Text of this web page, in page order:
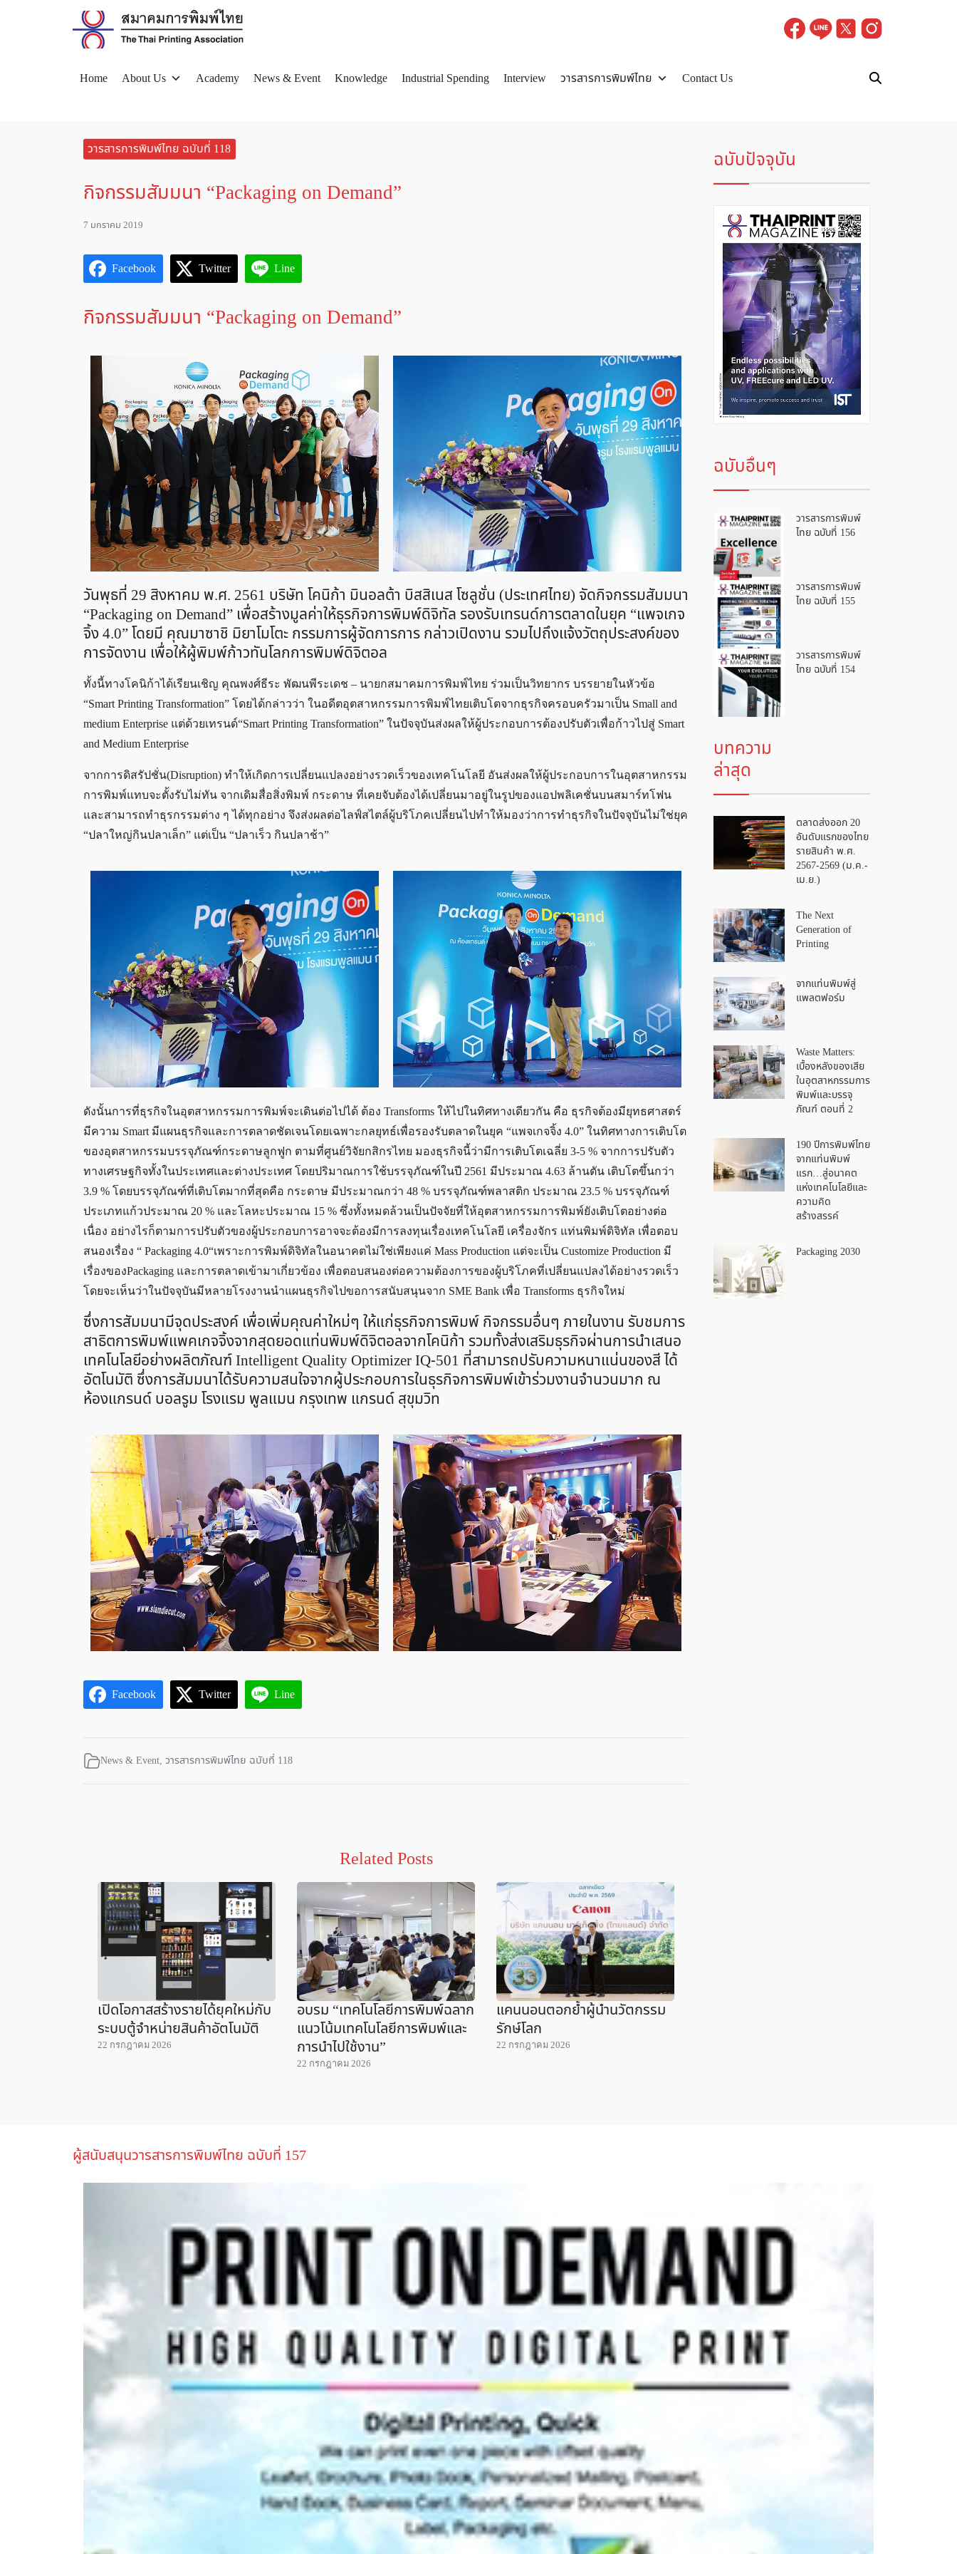
Home About Us Academy News & Event Knowledge Industrial Spending Interview วารสารการพิมพ์ไทย
Contact Us
วารสารการพิมพ์ไทย ฉบับที่ 118
กิจกรรมสัมมนา “Packaging on Demand”
7 มกราคม 2019
Facebook Twitter Line
กิจกรรมสัมมนา “Packaging on Demand”
วันพุธที่ 29 สิงหาคม พ.ศ. 2561 บริษัท โคนิก้า มินอลต้า บิสสิเนส โซลูชั่น (ประเทศไทย) จัดกิจกรรมสัมมนา
“Packaging on Demand” เพื่อสร้างมูลค่าให้ธุรกิจการพิมพ์ดิจิทัล รองรับเทรนด์การตลาดในยุค “แพจเกจ
จิ้ง 4.0” โดยมี คุณมาซาชิ มิยาโมโตะ กรรมการผู้จัดการการ กล่าวเปิดงาน รวมไปถึงแจ้งวัตถุประสงค์ของ
การจัดงาน เพื่อให้ผู้พิมพ์ก้าวทันโลกการพิมพ์ดิจิตอล
ทั้งนี้ทางโคนิก้าได้เรียนเชิญ คุณพงศ์ธีระ พัฒนพีระเดช – นายกสมาคมการพิมพ์ไทย ร่วมเป็นวิทยากร บรรยายในหัวข้อ
“Smart Printing Transformation” โดยได้กล่าวว่า ในอดีตอุตสาหกรรมการพิมพ์ไทยเติบโตจากธุรกิจครอบครัวมาเป็น Small and
medium Enterprise แต่ด้วยเทรนด์“Smart Printing Transformation” ในปัจจุบันส่งผลให้ผู้ประกอบการต้องปรับตัวเพื่อก้าวไปสู่ Smart
and Medium Enterprise
จากการดิสรัปชั่น(Disruption) ทำให้เกิดการเปลี่ยนแปลงอย่างรวดเร็วของเทคโนโลยี อันส่งผลให้ผู้ประกอบการในอุตสาหกรรม
การพิมพ์แทบจะตั้งรับไม่ทัน จากเดิมสื่อสิ่งพิมพ์ กระดาษ ที่เคยจับต้องได้เปลี่ยนมาอยู่ในรูปของแอปพลิเคชั่นบนสมาร์ทโฟน
และสามารถทำธุรกรรมต่าง ๆ ได้ทุกอย่าง จึงส่งผลต่อไลฟ์สไตล์ผู้บริโภคเปลี่ยนไปทำให้มองว่าการทำธุรกิจในปัจจุบันไม่ใช่ยุค
“ปลาใหญ่กินปลาเล็ก” แต่เป็น “ปลาเร็ว กินปลาช้า”
ดังนั้นการที่ธุรกิจในอุตสาหกรรมการพิมพ์จะเดินต่อไปได้ ต้อง Transforms ให้ไปในทิศทางเดียวกัน คือ ธุรกิจต้องมียุทธศาสตร์
มีความ Smart มีแผนธุรกิจและการตลาดชัดเจนโดยเฉพาะกลยุทธ์เพื่อรองรับตลาดในยุค “แพจเกจจิ้ง 4.0” ในทิศทางการเติบโต
ของอุตสาหกรรมบรรจุภัณฑ์กระดาษลูกฟูก ตามที่ศูนย์วิจัยกสิกรไทย มองธุรกิจนี้ว่ามีการเติบโตเฉลี่ย 3-5 % จากการปรับตัว
ทางเศรษฐกิจทั้งในประเทศและต่างประเทศ โดยปริมาณการใช้บรรจุภัณฑ์ในปี 2561 มีประมาณ 4.63 ล้านตัน เติบโตขึ้นกว่า
3.9 % โดยบรรจุภัณฑ์ที่เติบโตมากที่สุดคือ กระดาษ มีประมาณกว่า 48 % บรรจุภัณฑ์พลาสติก ประมาณ 23.5 % บรรจุภัณฑ์
ประเภทแก้วประมาณ 20 % และโลหะประมาณ 15 % ซึ่งทั้งหมดล้วนเป็นปัจจัยที่ให้อุตสาหกรรมการพิมพ์ยังเติบโตอย่างต่อ
เนื่อง อย่างไรก็ตามการปรับตัวของผู้ประกอบการอาจจะต้องมีการลงทุนเรื่องเทคโนโลยี เครื่องจักร แท่นพิมพ์ดิจิทัล เพื่อตอบ
สนองเรื่อง “ Packaging 4.0“เพราะการพิมพ์ดิจิทัลในอนาคตไม่ใช่เพียงแค่ Mass Production แต่จะเป็น Customize Production มี
เรื่องของPackaging และการตลาดเข้ามาเกี่ยวข้อง เพื่อตอบสนองต่อความต้องการของผู้บริโภคที่เปลี่ยนแปลงได้อย่างรวดเร็ว
โดยจะเห็นว่าในปัจจุบันมีหลายโรงงานนำแผนธุรกิจไปขอการสนับสนุนจาก SME Bank เพื่อ Transforms ธุรกิจใหม่
ซึ่งการสัมมนามีจุดประสงค์ เพื่อเพิ่มคุณค่าใหม่ๆ ให้แก่ธุรกิจการพิมพ์ กิจกรรมอื่นๆ ภายในงาน รับชมการ
สาธิตการพิมพ์แพคเกจจิ้งจากสุดยอดแท่นพิมพ์ดิจิตอลจากโคนิก้า รวมทั้งส่งเสริมธุรกิจผ่านการนำเสนอ
เทคโนโลยีอย่างผลิตภัณฑ์ Intelligent Quality Optimizer IQ-501 ที่สามารถปรับความหนาแน่นของสี ได้
อัตโนมัติ ซึ่งการสัมมนาได้รับความสนใจจากผู้ประกอบการในธุรกิจการพิมพ์เข้าร่วมงานจำนวนมาก ณ
ห้องแกรนด์ บอลรูม โรงแรม พูลแมน กรุงเทพ แกรนด์ สุขุมวิท
Facebook Twitter Line
News & Event, วารสารการพิมพ์ไทย ฉบับที่ 118
Related Posts
เปิดโอกาสสร้างรายได้ยุคใหม่กับ
ระบบตู้จำหน่ายสินค้าอัตโนมัติ
22 กรกฎาคม 2026
อบรม “เทคโนโลยีการพิมพ์ฉลาก
แนวโน้มเทคโนโลยีการพิมพ์และ
การนำไปใช้งาน”
22 กรกฎาคม 2026
แคนนอนตอกย้ำผู้นำนวัตกรรม
รักษ์โลก
22 กรกฎาคม 2026
ฉบับปัจจุบัน
ฉบับอื่นๆ
วารสารการพิมพ์
ไทย ฉบับที่ 156
วารสารการพิมพ์
ไทย ฉบับที่ 155
วารสารการพิมพ์
ไทย ฉบับที่ 154
บทความ
ล่าสุด
ตลาดส่งออก 20
อันดับแรกของไทย
รายสินค้า พ.ศ.
2567-2569 (ม.ค.-
เม.ย.)
The Next
Generation of
Printing
จากแท่นพิมพ์สู่
แพลตฟอร์ม
Waste Matters:
เบื้องหลังของเสีย
ในอุตสาหกรรมการ
พิมพ์และบรรจุ
ภัณฑ์ ตอนที่ 2
190 ปีการพิมพ์ไทย
จากแท่นพิมพ์
แรก…สู่อนาคต
แห่งเทคโนโลยีและ
ความคิด
สร้างสรรค์
Packaging 2030
ผู้สนับสนุนวารสารการพิมพ์ไทย ฉบับที่ 157